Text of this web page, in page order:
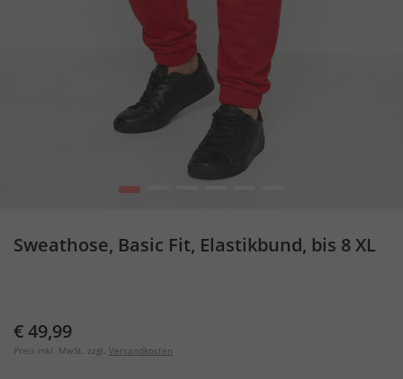
1
Sweathose, Basic Fit, Elastikbund, bis 8 XL
€ 49,99
Preis inkl. MwSt. zzgl. Versandkosten